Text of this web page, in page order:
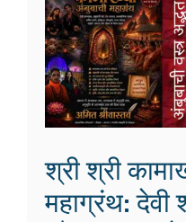
विधान के साथ विश्लेषण
मृगाक्षी अप्सरा साधना
mantra सम्पूर्ण विधि-
eBook एवं प्रिंट बुक
more